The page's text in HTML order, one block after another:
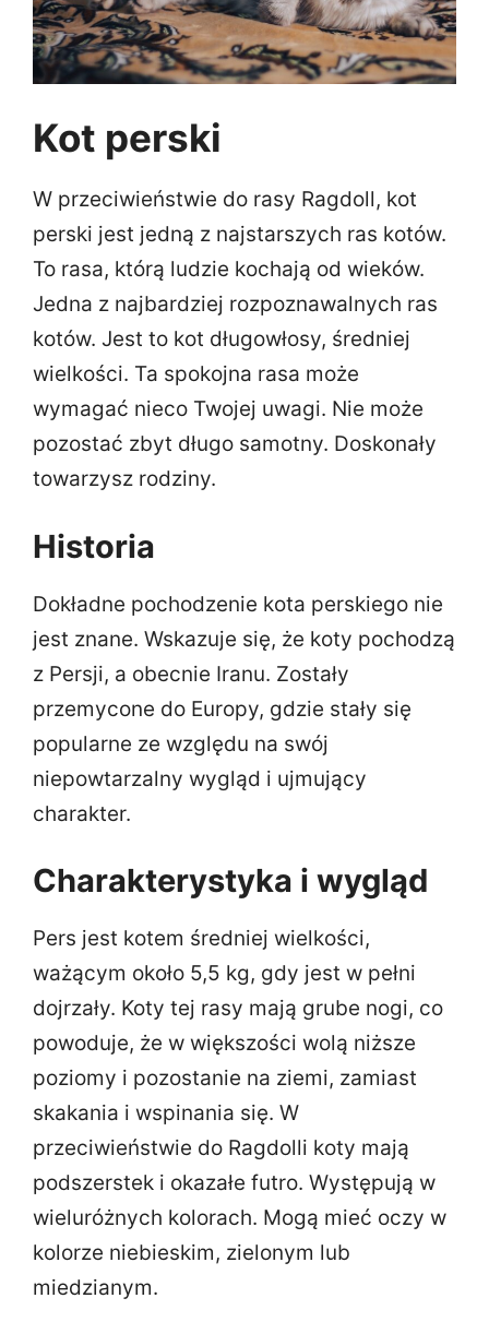
Kot perski
W przeciwieństwie do rasy Ragdoll, kot
perski jest jedną z najstarszych ras kotów.
To rasa, którą ludzie kochają od wieków.
Jedna z najbardziej rozpoznawalnych ras
kotów. Jest to kot długowłosy, średniej
wielkości. Ta spokojna rasa może
wymagać nieco Twojej uwagi. Nie może
pozostać zbyt długo samotny. Doskonały
towarzysz rodziny.
Historia
Dokładne pochodzenie kota perskiego nie
jest znane. Wskazuje się, że koty pochodzą
z Persji, a obecnie Iranu. Zostały
przemycone do Europy, gdzie stały się
popularne ze względu na swój
niepowtarzalny wygląd i ujmujący
charakter.
Charakterystyka i wygląd
Pers jest kotem średniej wielkości,
ważącym około 5,5 kg, gdy jest w pełni
dojrzały. Koty tej rasy mają grube nogi, co
powoduje, że w większości wolą niższe
poziomy i pozostanie na ziemi, zamiast
skakania i wspinania się. W
przeciwieństwie do Ragdolli koty mają
podszerstek i okazałe futro. Występują w
wieluróżnych kolorach. Mogą mieć oczy w
kolorze niebieskim, zielonym lub
miedzianym.